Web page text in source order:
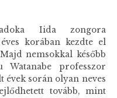
Iida zongora
korában kezdte el
nemsokkal később
Watanabe professzor
évek során olyan neves
tovább, mint